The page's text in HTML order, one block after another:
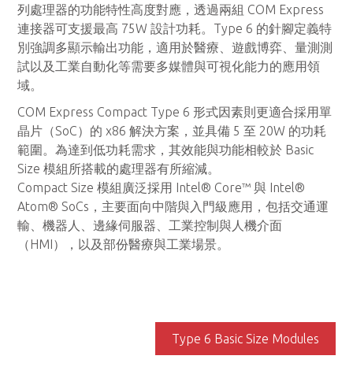
列處理器的功能特性高度對應，透過兩組 COM Express
連接器可支援最高 75W 設計功耗。Type 6 的針腳定義特
別強調多顯示輸出功能，適用於醫療、遊戲博弈、量測測
試以及工業自動化等需要多媒體與可視化能力的應用領
域。
COM Express Compact Type 6 形式因素則更適合採用單
晶片（SoC）的 x86 解決方案，並具備 5 至 20W 的功耗
範圍。為達到低功耗需求，其效能與功能相較於 Basic
Size 模組所搭載的處理器有所縮減。
Compact Size 模組廣泛採用 Intel® Core™ 與 Intel®
Atom® SoCs，主要面向中階與入門級應用，包括交通運
輸、機器人、邊緣伺服器、工業控制與人機介面
（HMI），以及部份醫療與工業場景。
Type 6 Basic Size Modules